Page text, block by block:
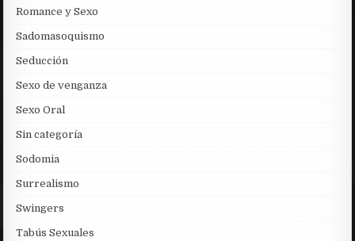
Romance y Sexo
Sadomasoquismo
Seducción
Sexo de venganza
Sexo Oral
Sin categoría
Sodomia
Surrealismo
Swingers
Tabús Sexuales